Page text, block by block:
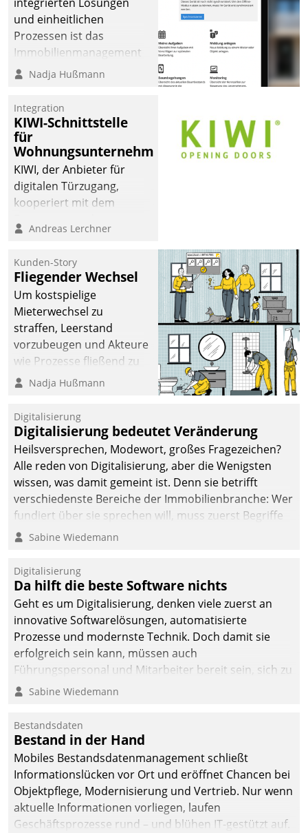
und einheitlichen
Prozessen ist das
Immobilienmanagement
der Bayerischen
Ressort Kapitalanlage für
künftige Aufgaben und
Herausforderungen
gerüstet.
Nadja Hußmann
Integration
KIWI-Schnittstelle
für
Wohnungsunternehmen
KIWI, der Anbieter für
digitalen Türzugang,
kooperiert mit dem
Softwareentwicklungshaus
Andreas Lerchner
Kunden-Story
Fliegender Wechsel
Um kostspielige
Mieterwechsel zu
straffen, Leerstand
vorzubeugen und Akteure
wie Prozesse fließend zu
vernetzen, nutzt die
Jahresbeginn eine
Überblick, Einsicht und
Eingriff bietende Lösung.
Zur Entwicklung setzte
man auf
Cloudtechnologie,
bewährte und Startup-
agile Projektmethoden.
Nadja Hußmann
Digitalisierung
Digitalisierung bedeutet Veränderung
Heilsversprechen, Modewort, großes Fragezeichen?
Alle reden von Digitalisierung, aber die Wenigsten
wissen, was damit gemeint ist. Denn sie betrifft
verschiedenste Bereiche der Immobilienbranche: Wer
fundiert über sie sprechen will, muss zuerst Begriffe
klären. Ein Aspekt ist die betriebliche Optimierung:
Einsparungen durch optimierte und automatisierte
Prozesse. Doch man darf nicht zu viel erwarten: Allein
mit der Einführung einer neuen Software ist es nicht
getan. Die Digitalisierung erfordert von Unternehmen
die Bereitschaft, sich zu überprüfen, zu hinterfragen
und zu verändern.
Sabine Wiedemann
Digitalisierung
Da hilft die beste Software nichts
Geht es um Digitalisierung, denken viele zuerst an
innovative Softwarelösungen, automatisierte
Prozesse und modernste Technik. Doch damit sie
erfolgreich sein kann, müssen auch
Führungspersonal und Mitarbeiter bereit sein, sich zu
verändern und anzupassen, sonst werden sie an ihr
Sabine Wiedemann
Bestandsdaten
Bestand in der Hand
Mobiles Bestandsdatenmanagement schließt
Informationslücken vor Ort und eröffnet Chancen bei
Objektpflege, Modernisierung und Vertrieb. Nur wenn
aktuelle Informationen vorliegen, laufen
Geschäftsprozesse rund – und blühen IT-gestützt auf.